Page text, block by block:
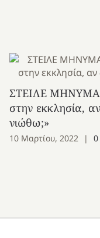
ΣΤΕΙΛΕ ΜΗΝΥΜΑ
στην εκκλησία,
νιώθω;»
10 Μαρτίου, 2022 | 0